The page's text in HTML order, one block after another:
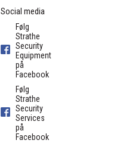
Social media
Følg
Strathe
Security
Equipment
på
Facebook
Følg
Strathe
Security
Services
på
Facebook